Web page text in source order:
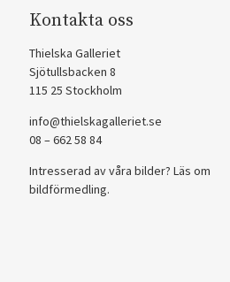
Kontakta oss
Thielska Galleriet
Sjötullsbacken 8
115 25 Stockholm
info@thielskagalleriet.se
08 – 662 58 84
Intresserad av våra bilder? Läs om
bildförmedling.